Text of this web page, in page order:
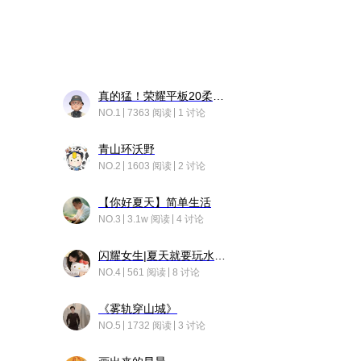
NO.1 7363 阅读 1 讨论
青山环沃野
NO.2 1603 阅读 2 讨论
【你好夏天】简单生活
NO.3 3.1w 阅读 4 讨论
NO.4 561 阅读 8 讨论
《雾轨穿山城》
NO.5 1732 阅读 3 讨论